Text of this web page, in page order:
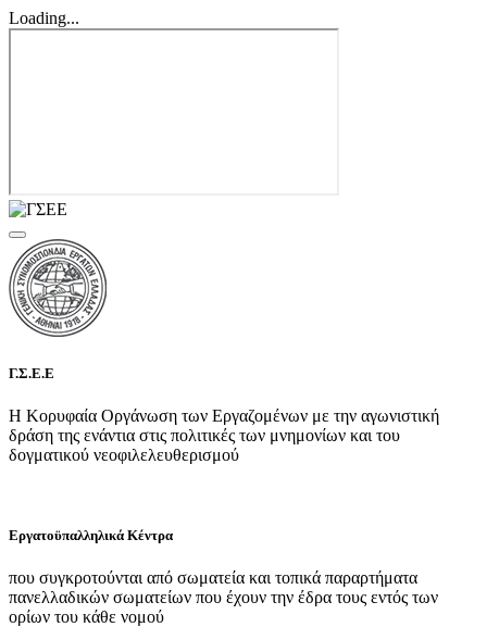
Loading...
Γ.Σ.Ε.Ε
Η Κορυφαία Οργάνωση των Εργαζομένων με την αγωνιστική
δράση της ενάντια στις πολιτικές των μνημονίων και του
δογματικού νεοφιλελευθερισμού
Εργατοϋπαλληλικά Κέντρα
που συγκροτούνται από σωματεία και τοπικά παραρτήματα
πανελλαδικών σωματείων που έχουν την έδρα τους εντός των
ορίων του κάθε νομού